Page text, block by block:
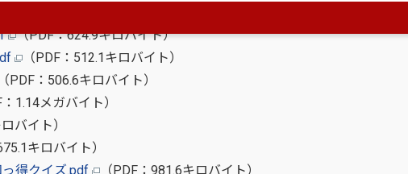
（PDF：624.9キロバイト）
（PDF：512.1キロバイト）
（PDF：506.6キロバイト）
：1.14メガバイト）
バイト）
キロバイト）
得クイズ.pdf
（PDF：981.6キロバイト）